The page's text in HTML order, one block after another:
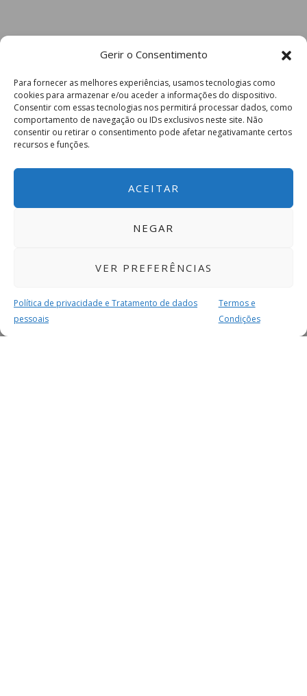
Gerir o Consentimento
Para fornecer as melhores experiências, usamos tecnologias como
cookies para armazenar e/ou aceder a informações do dispositivo.
Consentir com essas tecnologias nos permitirá processar dados, como
comportamento de navegação ou IDs exclusivos neste site. Não
consentir ou retirar o consentimento pode afetar negativamante certos
recursos e funções.
ACEITAR
NEGAR
VER PREFERÊNCIAS
Política de privacidade e Tratamento de dados
pessoais
Termos e
Condições